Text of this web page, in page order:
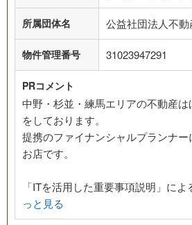
所属団体名 公益社団法人不
物件管理番号 31023947291
PRコメント
中野・杉並・練馬エリアの不動産
をしております。
提携のファイナンシャルプランナ
お店です。
「ITを活用した重要事項説明」に
っと見る